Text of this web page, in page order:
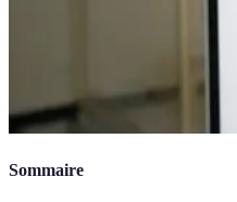
Sommaire